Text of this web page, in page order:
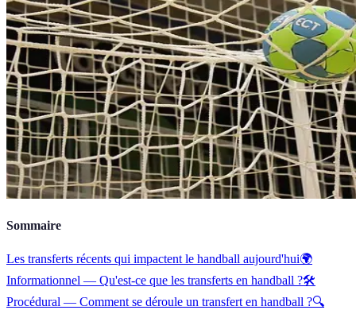
Sommaire
Les transferts récents qui impactent le handball aujourd'hui🌍
Informationnel — Qu'est-ce que les transferts en handball ?🛠️
Procédural — Comment se déroule un transfert en handball ?🔍